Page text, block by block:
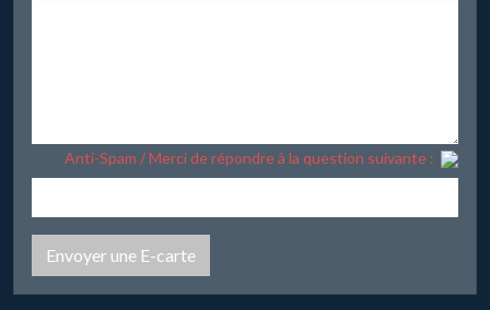
Anti-Spam / Merci de répondre à la question suivante :
Envoyer une E-carte